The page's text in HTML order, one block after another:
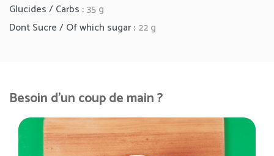
Glucides / Carbs :35 g
Dont Sucre / Of which sugar : 22 g
Besoin d'un coup de main ?